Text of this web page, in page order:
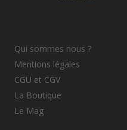
Qui sommes nous ?
Mentions légales
CGU et CGV
La Boutique
Le Mag